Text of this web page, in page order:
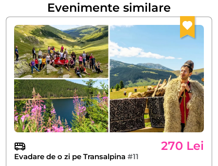
Evenimente similare
270 Lei
Evadare de o zi pe Transalpina #11